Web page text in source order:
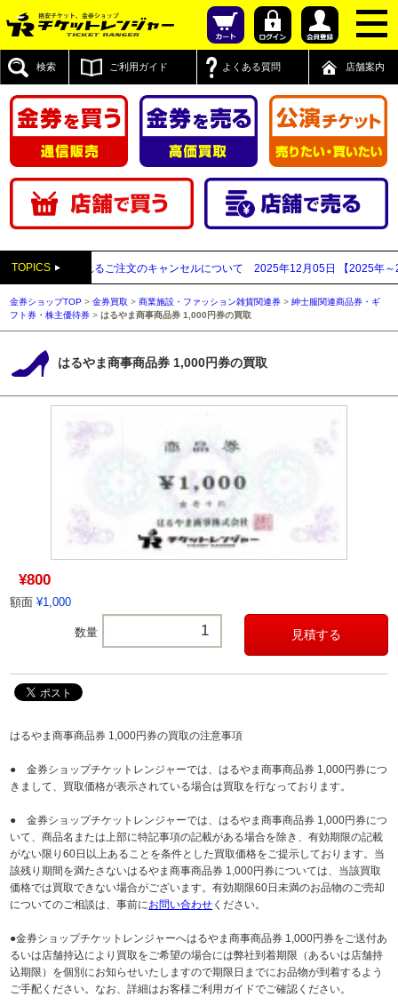
検索 ご利用ガイド よくある質問 店舗案内
TOPICS
者と思われるご注文のキャンセルについて 2025年12月05日 【2025年～2026
金券ショップTOP >金券買取 >商業施設・ファッション雑貨関連券 >紳士服関連商品券・ギ
フト券・株主優待券 >はるやま商事商品券 1,000円券の買取
はるやま商事商品券 1,000円券の買取
¥800
額面 ¥1,000
数量
はるやま商事商品券 1,000円券の買取の注意事項
● 金券ショップチケットレンジャーでは、はるやま商事商品券 1,000円券につ
きまして、買取価格が表示されている場合は買取を行なっております。
● 金券ショップチケットレンジャーでは、はるやま商事商品券 1,000円券につ
いて、商品名または上部に特記事項の記載がある場合を除き、有効期限の記載
がない限り60日以上あることを条件とした買取価格をご提示しております。当
該残り期間を満たさないはるやま商事商品券 1,000円券については、当該買取
価格では買取できない場合がございます。有効期限60日未満のお品物のご売却
についてのご相談は、事前にお問い合わせ ください。
●金券ショップチケットレンジャーへはるやま商事商品券 1,000円券をご送付あ
るいは店舗持込により買取をご希望の場合には弊社到着期限（あるいは店舗持
込期限）を個別にお知らせいたしますので期限日までにお品物が到着するよう
ご手配ください。なお、詳細はお客様ご利用ガイドでご確認ください。